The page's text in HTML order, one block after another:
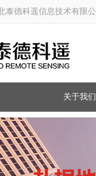
泰德科遥信息技术有限公
关于我们